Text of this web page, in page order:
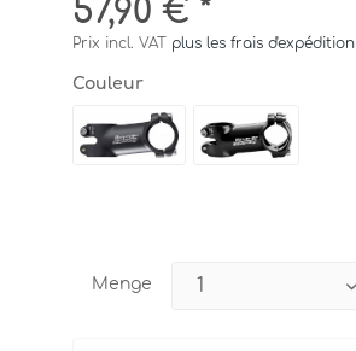
57,90 € *
Prix incl. VAT plus les frais d'expédition
Couleur
Menge